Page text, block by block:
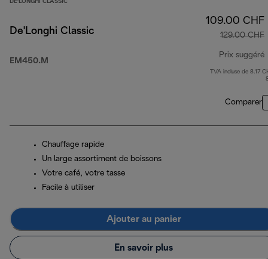
DE'LONGHI CLASSIC
De'Longhi Classic
EM450.M
109.00 CHF
129.00 CHF
Prix suggéré
TVA incluse de 8.17
Comparer
Chauffage rapide
Un large assortiment de boissons
Votre café, votre tasse
Facile à utiliser
Ajouter au panier
En savoir plus